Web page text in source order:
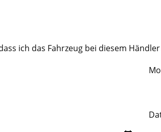
ich das Fahrzeug bei diesem